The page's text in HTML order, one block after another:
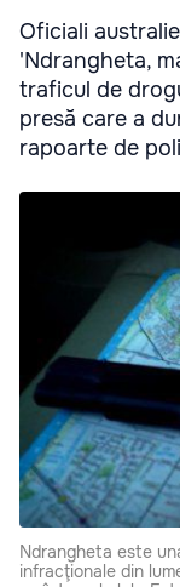
Oficiali
'Ndrangheta,
traficul de
presă care a
rapoarte de
Ndrangheta este
infracţionale din